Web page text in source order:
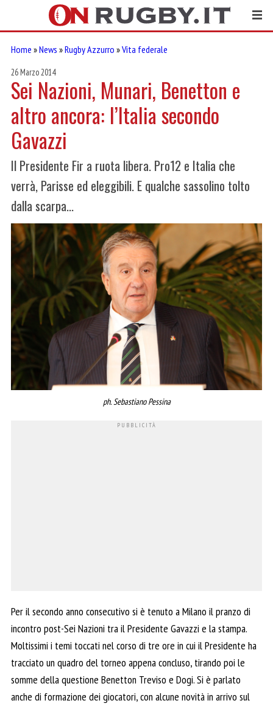
Home »News »Rugby Azzurro »Vita federale
26 Marzo 2014
Sei Nazioni, Munari, Benetton e
altro ancora: l’Italia secondo
Gavazzi
Il Presidente Fir a ruota libera. Pro12 e Italia che
verrà, Parisse ed eleggibili. E qualche sassolino tolto
dalla scarpa...
ph. Sebastiano Pessina
Per il secondo anno consecutivo si è tenuto a Milano il pranzo di
incontro post-Sei Nazioni tra il Presidente Gavazzi e la stampa.
Moltissimi i temi toccati nel corso di tre ore in cui il Presidente ha
tracciato un quadro del torneo appena concluso, tirando poi le
somme della questione Benetton Treviso e Dogi. Si è parlato
anche di formazione dei giocatori, con alcune novità in arrivo sul